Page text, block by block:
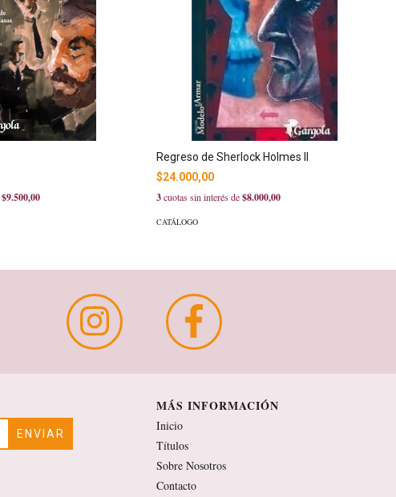
$9.500,00
Regreso de Sherlock Holmes II
$24.000,00
3cuotas sin interés de$8.000,00
CATÁLOGO
MÁS INFORMACIÓN
Inicio
Títulos
Sobre Nosotros
Contacto